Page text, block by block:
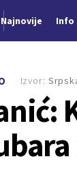
Najnovije Info
Izvor: